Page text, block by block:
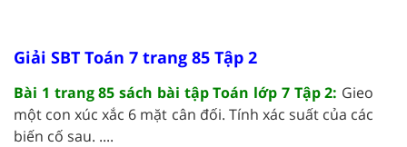
Giải SBT Toán 7 trang 85 Tập 2
Bài 1 trang 85 sách bài tập Toán lớp 7 Tập 2: Gieo
một con xúc xắc 6 mặt cân đối. Tính xác suất của các
biến cố sau. ....